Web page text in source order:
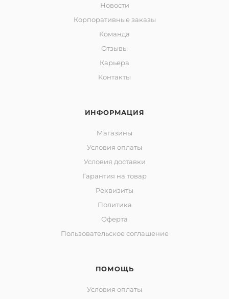
Новости
Корпоративные заказы
Команда
Отзывы
Карьера
Контакты
ИНФОРМАЦИЯ
Магазины
Условия оплаты
Условия доставки
Гарантия на товар
Реквизиты
Политика
Оферта
Пользовательское соглашение
ПОМОЩЬ
Условия оплаты